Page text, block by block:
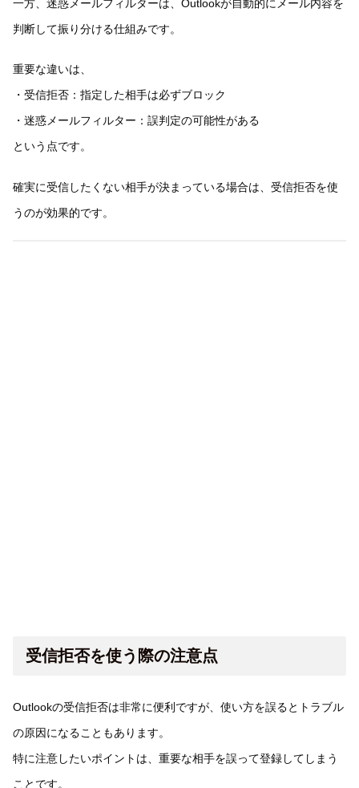
一方、迷惑メールフィルターは、Outlookが自動的にメール内容を
判断して振り分ける仕組みです。
重要な違いは、
・受信拒否：指定した相手は必ずブロック
・迷惑メールフィルター：誤判定の可能性がある
という点です。
確実に受信したくない相手が決まっている場合は、受信拒否を使
うのが効果的です。
受信拒否を使う際の注意点
Outlookの受信拒否は非常に便利ですが、使い方を誤るとトラブル
の原因になることもあります。
特に注意したいポイントは、重要な相手を誤って登録してしまう
ことです。